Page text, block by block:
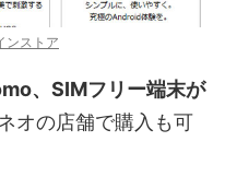
ンストア
、SIMフリー端末が
オの店舗で購入も可